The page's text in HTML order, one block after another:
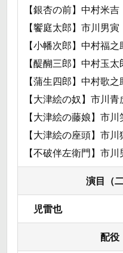
【銀杏の前】中村米吉
【饗庭太郎】市川男寅
【小幡次郎】中村福之
【醍醐三郎】中村玉太
【蒲生四郎】中村歌之
【大津絵の奴】市川青
【大津絵の藤娘】市川
【大津絵の座頭】市川
【不破伴左衛門】市
演目（二
児雷也
配役